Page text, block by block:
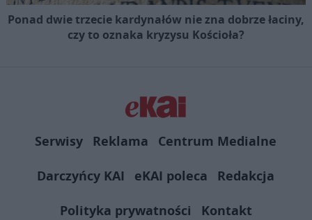
Ponad dwie trzecie kardynałów nie zna dobrze łaciny,
czy to oznaka kryzysu Kościoła?
Serwisy Reklama
Centrum Medialne
Darczyńcy KAI
eKAI poleca
Redakcja
Polityka prywatności
Kontakt